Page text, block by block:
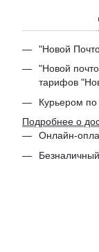
"Новой
"Новой
тарифов
Курьером по
Подробнее о
Онлайн-